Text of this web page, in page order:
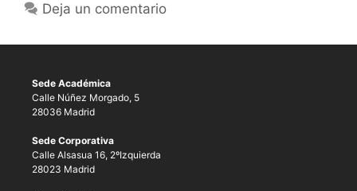
Deja un comentario
Sede Académica
Calle Núñez Morgado, 5
28036 Madrid
Sede Corporativa
Calle Alsasua 16, 2ºIzquierda
28023 Madrid